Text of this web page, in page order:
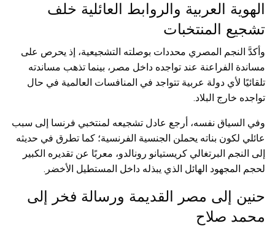
الهوية العربية والروابط العائلية خلف
تشجيع المنتخبات
وأكدَّ النجم المصري محددات بوصلته التشجيعية، إذ يحرص على
مساندة الفراعنة عند تواجده داخل مصر، بينما تذهب مساندته
تلقائيًا لأي دولة عربية تتواجد في المنافسات العالمية في حال
تواجده خارج البلاد.
وفي السياق نفسه، أرجع عادل تشجيعه لمنتخبي فرنسا إلى سبب
عائلي لكون بناته يحملن الجنسية الفرنسية؛ كما تطرق في حديثه
إلى النجم البرتغالي كريستيانو رونالدو، معربًا عن تقديره الكبير
لحجم المجهود الهائل الذي يبذله داخل المستطيل الأخضر.
حنين إلى مصر القديمة ورسالة فخر إلى
محمد صلاح